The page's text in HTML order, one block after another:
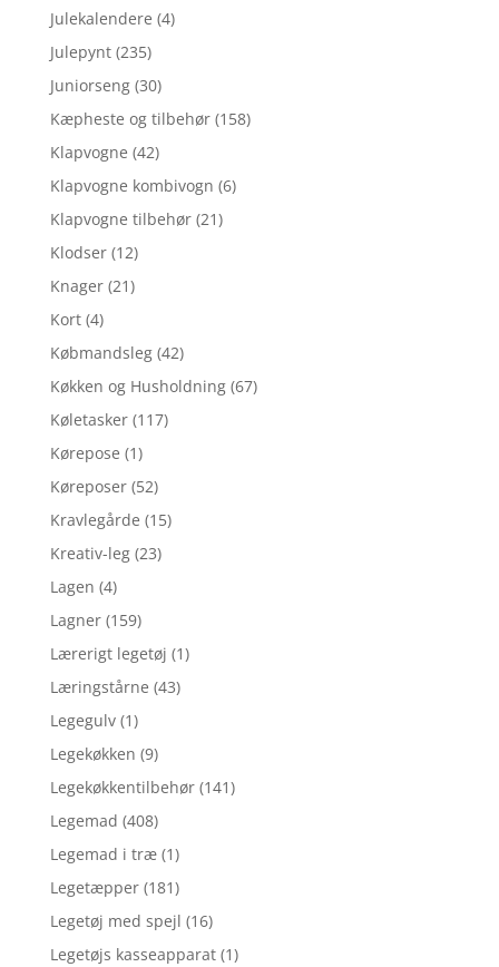
Julekalendere (4)
Julepynt (235)
Juniorseng (30)
Kæpheste og tilbehør (158)
Klapvogne (42)
Klapvogne kombivogn (6)
Klapvogne tilbehør (21)
Klodser (12)
Knager (21)
Kort (4)
Købmandsleg (42)
Køkken og Husholdning (67)
Køletasker (117)
Kørepose (1)
Køreposer (52)
Kravlegårde (15)
Kreativ-leg (23)
Lagen (4)
Lagner (159)
Lærerigt legetøj (1)
Læringstårne (43)
Legegulv (1)
Legekøkken (9)
Legekøkkentilbehør (141)
Legemad (408)
Legemad i træ (1)
Legetæpper (181)
Legetøj med spejl (16)
Legetøjs kasseapparat (1)